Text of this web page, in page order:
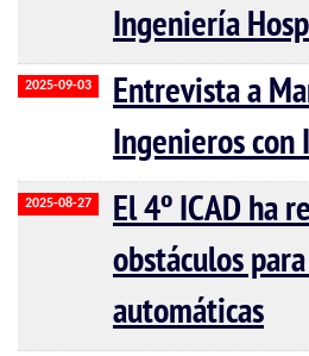
Ingeniería
2025-09-03
Entrevista a
Ingenieros con
2025-08-27
El 4º ICAD ha
obstáculos
automáticas